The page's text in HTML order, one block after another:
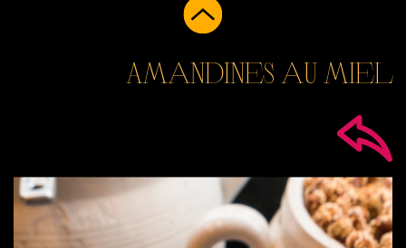
Amandines au miel